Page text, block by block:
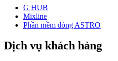
G HUB
Mixline
Phần mềm dòng ASTRO
Dịch vụ khách hàng